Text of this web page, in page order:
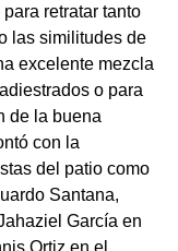
para retratar tanto
las similitudes de
excelente mezcla
o para
de la buena
con la
del patio como
Santana,
García en
Ortiz en el